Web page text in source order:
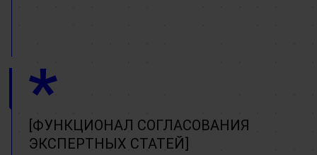
ФУНКЦИОНАЛ СОГЛАСОВАНИЯ
ЭКСПЕРТНЫХ СТАТЕЙ